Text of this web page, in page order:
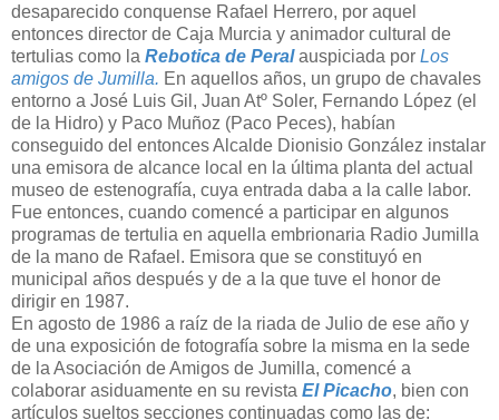
desaparecido conquense Rafael Herrero, por aquel
entonces director de Caja Murcia y animador cultural de
tertulias como la Rebotica de Peralauspiciada por Los
amigos de Jumilla. En aquellos años, un grupo de chavales
entorno a José Luis Gil, Juan Atº Soler, Fernando López (el
de la Hidro) y Paco Muñoz (Paco Peces), habían
conseguido del entonces Alcalde Dionisio González instalar
una emisora de alcance local en la última planta del actual
museo de estenografía, cuya entrada daba a la calle labor.
Fue entonces, cuando comencé a participar en algunos
programas de tertulia en aquella embrionaria Radio Jumilla
de la mano de Rafael. Emisora que se constituyó en
municipal años después y de a la que tuve el honor de
dirigir en 1987.
En agosto de 1986 a raíz de la riada de Julio de ese año y
de una exposición de fotografía sobre la misma en la sede
de la Asociación de Amigos de Jumilla, comencé a
colaborar asiduamente en su revista El Picacho, bien con
artículos sueltos secciones continuadas como las de: